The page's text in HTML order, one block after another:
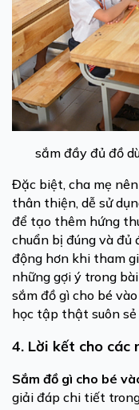
sắm đầy đủ đồ
Đặc biệt, cha mẹ
thân thiện, dễ sử
để tạo thêm hứng
chuẩn bị đúng và đủ
động hơn khi tham
những gợi ý trong
sắm đồ gì cho bé
học tập thật suôn
4. Lời kết cho các
Sắm đồ gì cho bé
giải đáp chi tiết